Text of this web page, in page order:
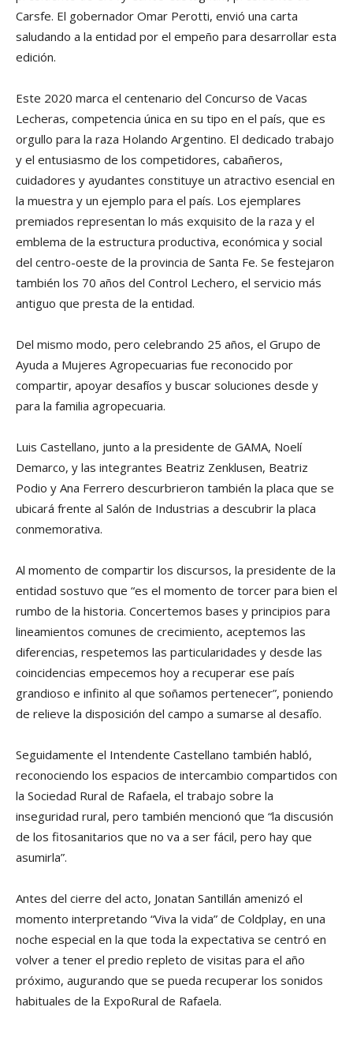
Carsfe. El gobernador Omar Perotti, envió una carta
saludando a la entidad por el empeño para desarrollar esta
edición.
Este 2020 marca el centenario del Concurso de Vacas
Lecheras, competencia única en su tipo en el país, que es
orgullo para la raza Holando Argentino. El dedicado trabajo
y el entusiasmo de los competidores, cabañeros,
cuidadores y ayudantes constituye un atractivo esencial en
la muestra y un ejemplo para el país. Los ejemplares
premiados representan lo más exquisito de la raza y el
emblema de la estructura productiva, económica y social
del centro-oeste de la provincia de Santa Fe. Se festejaron
también los 70 años del Control Lechero, el servicio más
antiguo que presta de la entidad.
Del mismo modo, pero celebrando 25 años, el Grupo de
Ayuda a Mujeres Agropecuarias fue reconocido por
compartir, apoyar desafíos y buscar soluciones desde y
para la familia agropecuaria.
Luis Castellano, junto a la presidente de GAMA, Noelí
Demarco, y las integrantes Beatriz Zenklusen, Beatriz
Podio y Ana Ferrero descurbrieron también la placa que se
ubicará frente al Salón de Industrias a descubrir la placa
conmemorativa.
Al momento de compartir los discursos, la presidente de la
entidad sostuvo que “es el momento de torcer para bien el
rumbo de la historia. Concertemos bases y principios para
lineamientos comunes de crecimiento, aceptemos las
diferencias, respetemos las particularidades y desde las
coincidencias empecemos hoy a recuperar ese país
grandioso e infinito al que soñamos pertenecer”, poniendo
de relieve la disposición del campo a sumarse al desafío.
Seguidamente el Intendente Castellano también habló,
reconociendo los espacios de intercambio compartidos con
la Sociedad Rural de Rafaela, el trabajo sobre la
inseguridad rural, pero también mencionó que “la discusión
de los fitosanitarios que no va a ser fácil, pero hay que
asumirla”.
Antes del cierre del acto, Jonatan Santillán amenizó el
momento interpretando “Viva la vida” de Coldplay, en una
noche especial en la que toda la expectativa se centró en
volver a tener el predio repleto de visitas para el año
próximo, augurando que se pueda recuperar los sonidos
habituales de la ExpoRural de Rafaela.